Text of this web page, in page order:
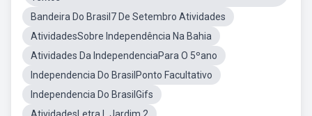
Bandeira Do Brasil7 De Setembro Atividades
AtividadesSobre Independência Na Bahia
Atividades Da IndependenciaPara O 5ºano
Independencia Do BrasilPonto Facultativo
Independencia Do BrasilGifs